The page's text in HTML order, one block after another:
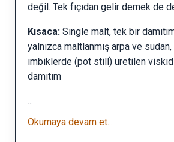
değil. Tek fıçıdan gelir demek de
Kısaca: Single malt, tek bir
yalnızca maltlanmış arpa ve
imbiklerde (pot still) üretilen
damıtım
...
Okumaya devam et...